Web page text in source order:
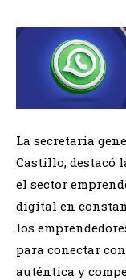
La secretaria
Castillo, destacó
el sector
digital en
los
para conectar
auténtica y